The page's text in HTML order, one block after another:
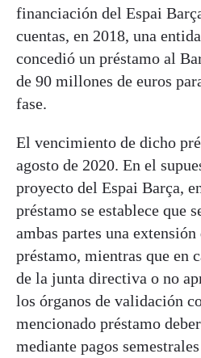
financiación del Espai
cuentas, en 2018, una
concedió un préstamo al
de 90 millones de euros
fase.
El vencimiento de dicho
agosto de 2020. En el
proyecto del Espai Barça,
préstamo se establece que
ambas partes una
préstamo, mientras que en
de la junta directiva o no
los órganos de validación
mencionado préstamo
mediante pagos